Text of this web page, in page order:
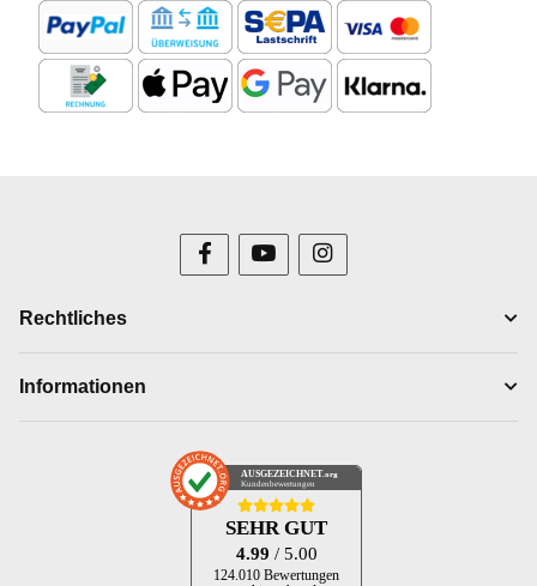
Rechtliches
Informationen
AUSGEZEICHNET .org
Kundenbewertungen
SEHR GUT
4.99 / 5.00
124.010 Bewertungen